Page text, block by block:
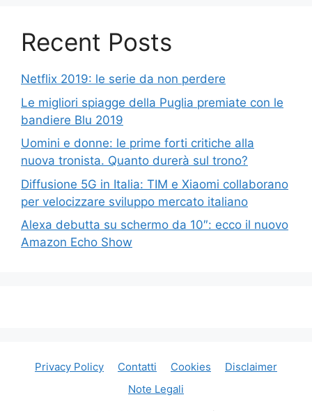
Recent Posts
Netflix 2019: le serie da non perdere
Le migliori spiagge della Puglia premiate con le
bandiere Blu 2019
Uomini e donne: le prime forti critiche alla
nuova tronista. Quanto durerà sul trono?
Diffusione 5G in Italia: TIM e Xiaomi collaborano
per velocizzare sviluppo mercato italiano
Alexa debutta su schermo da 10″: ecco il nuovo
Amazon Echo Show
Privacy Policy Contatti Cookies
Disclaimer
Note Legali